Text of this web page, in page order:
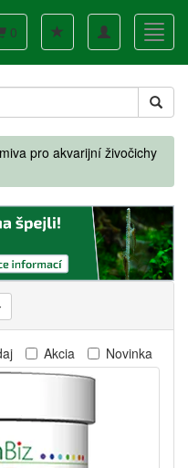
Toggle
navigation
0
pro akvarijní živočichy
Akcia Novinka